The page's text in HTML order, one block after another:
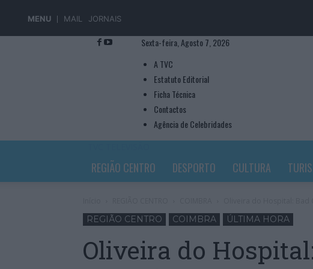
MENU MAIL JORNAIS
Sexta-feira, Agosto 7, 2026
A TVC
Estatuto Editorial
Ficha Técnica
Contactos
Agência de Celebridades
REGIÃO CENTRO DESPORTO CULTURA
REGIÃO CENTRO COIMBRA ÚLTIMA HORA
Oliveira do